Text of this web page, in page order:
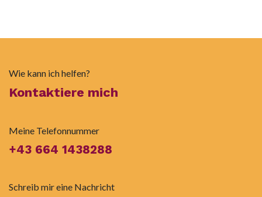
Wie kann ich helfen?
Kontaktiere mich
Meine Telefonnummer
+43 664 1438288
Schreib mir eine Nachricht